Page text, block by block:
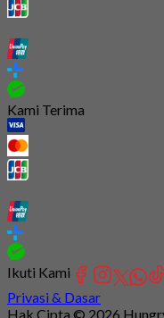
Kami Terima
Ikuti Kami
Privasi & Dasar
Hak Cipta © 2026